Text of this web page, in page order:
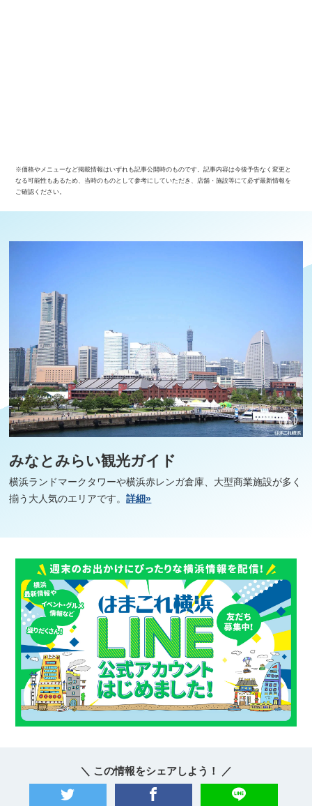
※価格やメニューなど掲載情報はいずれも記事公開時のものです。記事内容は今後予告なく変更と
なる可能性もあるため、当時のものとして参考にしていただき、店舗・施設等にて必ず最新情報を
ご確認ください。
みなとみらい観光ガイド
横浜ランドマークタワーや横浜赤レンガ倉庫、大型商業施設が多く
揃う大人気のエリアです。詳細»
＼ この情報をシェアしよう！ ／